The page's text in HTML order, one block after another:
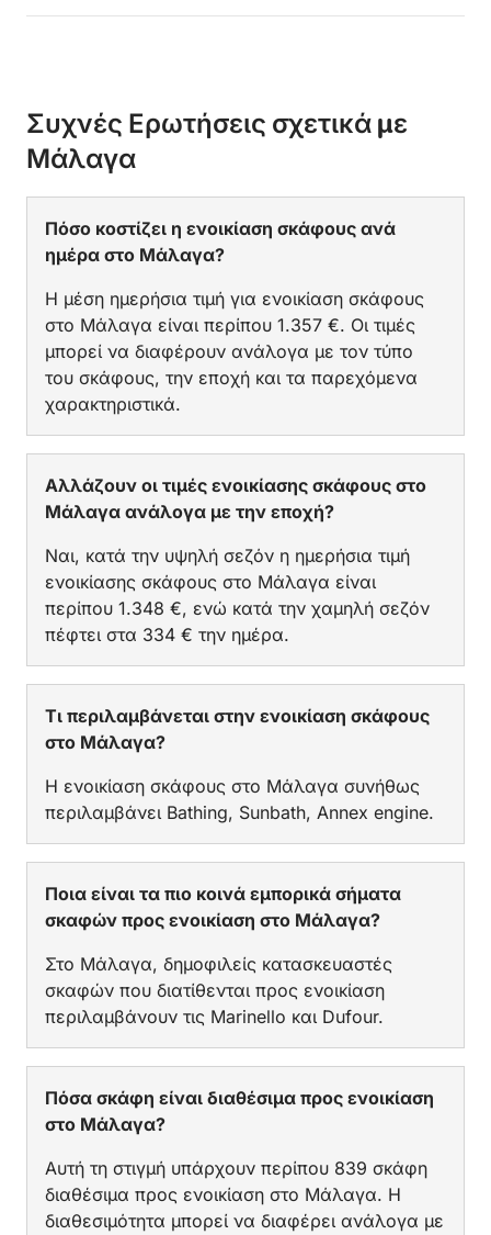
Συχνές Ερωτήσεις σχετικά με
Μάλαγα
Πόσο κοστίζει η ενοικίαση σκάφους ανά
ημέρα στο Μάλαγα?
Η μέση ημερήσια τιμή για ενοικίαση σκάφους
στο Μάλαγα είναι περίπου 1.357 €. Οι τιμές
μπορεί να διαφέρουν ανάλογα με τον τύπο
του σκάφους, την εποχή και τα παρεχόμενα
χαρακτηριστικά.
Αλλάζουν οι τιμές ενοικίασης σκάφους στο
Μάλαγα ανάλογα με την εποχή?
Ναι, κατά την υψηλή σεζόν η ημερήσια τιμή
ενοικίασης σκάφους στο Μάλαγα είναι
περίπου 1.348 €, ενώ κατά την χαμηλή σεζόν
πέφτει στα 334 € την ημέρα.
Τι περιλαμβάνεται στην ενοικίαση σκάφους
στο Μάλαγα?
Η ενοικίαση σκάφους στο Μάλαγα συνήθως
περιλαμβάνει Bathing, Sunbath, Annex engine.
Ποια είναι τα πιο κοινά εμπορικά σήματα
σκαφών προς ενοικίαση στο Μάλαγα?
Στο Μάλαγα, δημοφιλείς κατασκευαστές
σκαφών που διατίθενται προς ενοικίαση
περιλαμβάνουν τις Marinello και Dufour.
Πόσα σκάφη είναι διαθέσιμα προς ενοικίαση
στο Μάλαγα?
Αυτή τη στιγμή υπάρχουν περίπου 839 σκάφη
διαθέσιμα προς ενοικίαση στο Μάλαγα. Η
διαθεσιμότητα μπορεί να διαφέρει ανάλογα με